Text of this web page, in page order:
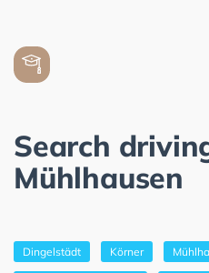
Search
Mühlhausen
Dingelstädt Körner